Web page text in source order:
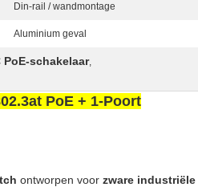
Din-rail / wandmontage
Aluminium geval
PoE-schakelaar,
PoE + 1-Poort
ontworpen voor zware industriële